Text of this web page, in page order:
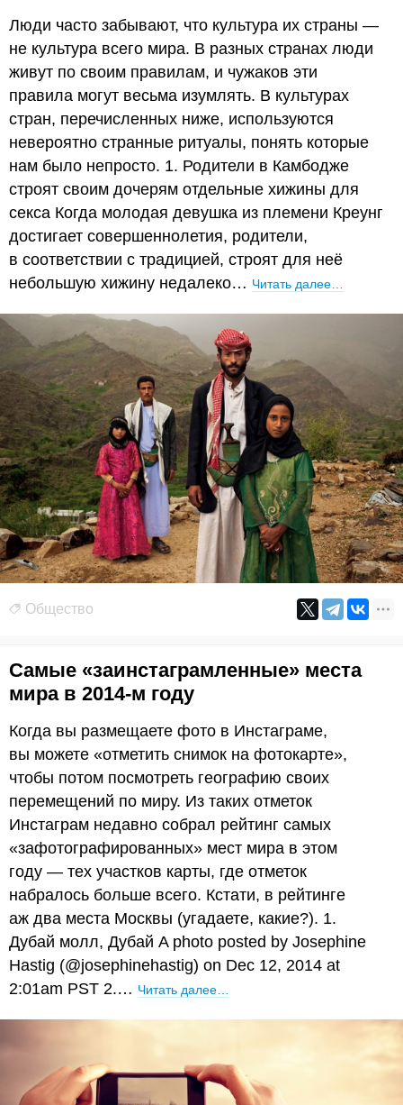
Люди часто забывают, что культура их страны —
не культура всего мира. В разных странах люди
живут по своим правилам, и чужаков эти
правила могут весьма изумлять. В культурах
стран, перечисленных ниже, используются
невероятно странные ритуалы, понять которые
нам было непросто. 1. Родители в Камбодже
строят своим дочерям отдельные хижины для
секса Когда молодая девушка из племени Креунг
достигает совершеннолетия, родители,
в соответствии с традицией, строят для неё
небольшую хижину недалеко… Читать далее…
Общество
Самые «заинстаграмленные» места
мира в 2014-м году
Когда вы размещаете фото в Инстаграме,
вы можете «отметить снимок на фотокарте»,
чтобы потом посмотреть географию своих
перемещений по миру. Из таких отметок
Инстаграм недавно собрал рейтинг самых
«зафотографированных» мест мира в этом
году — тех участков карты, где отметок
набралось больше всего. Кстати, в рейтинге
аж два места Москвы (угадаете, какие?). 1.
Дубай молл, Дубай A photo posted by Josephine
Hastig (@josephinehastig) on Dec 12, 2014 at
2:01am PST 2.… Читать далее…